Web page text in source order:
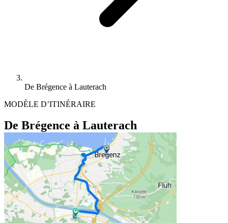
De Brégence à Lauterach
MODÈLE D’ITINÉRAIRE
De Brégence à Lauterach